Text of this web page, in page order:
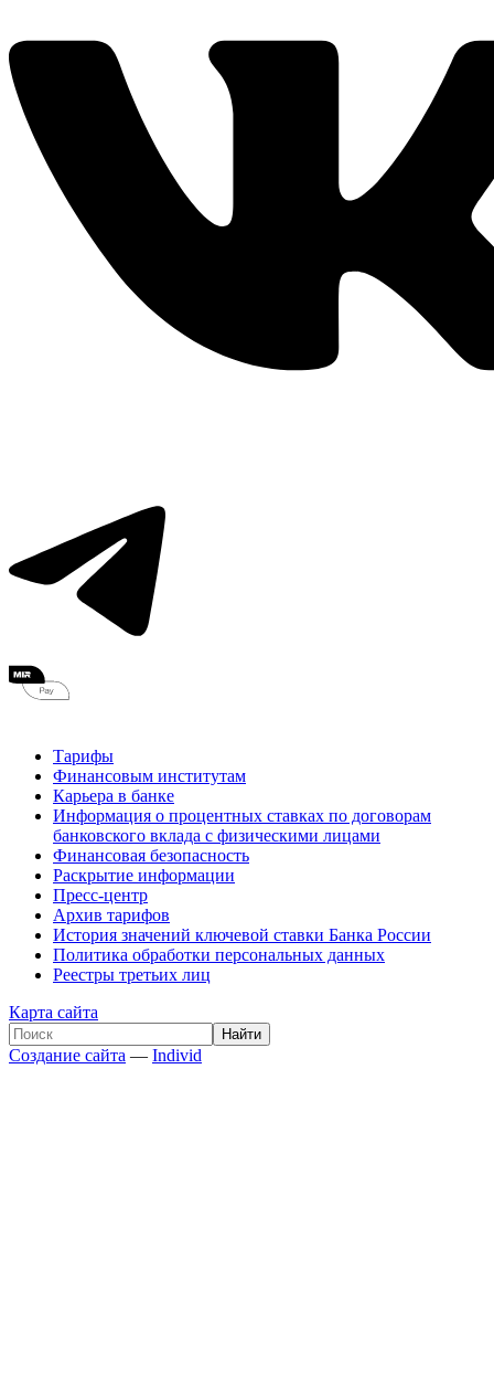
Тарифы
Финансовым институтам
Карьера в банке
Информация о процентных ставках по договорам
банковского вклада с физическими лицами
Финансовая безопасность
Раскрытие информации
Пресс-центр
Архив тарифов
История значений ключевой ставки Банка России
Политика обработки персональных данных
Реестры третьих лиц
Карта сайта
Создание сайта — Individ